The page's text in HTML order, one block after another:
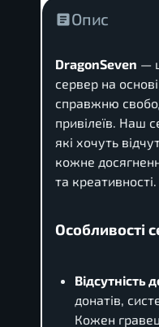
Опис
DragonSeven —
сервер на
справжню
привілеїв. Наш
які хочуть
кожне
та креативності.
Особливості
Відсутність
донатів,
Кожен